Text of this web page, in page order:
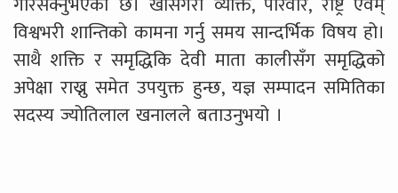
विश्वभरी शान्तिको कामना गर्नु समय सान्दर्भिक विषय हो।
साथै शक्ति र समृद्धिकि देवी माता कालीसँग समृद्धिको
अपेक्षा राख्नु समेत उपयुक्त हुन्छ, यज्ञ सम्पादन समितिका
सदस्य ज्योतिलाल खनालले बताउनुभयो ।